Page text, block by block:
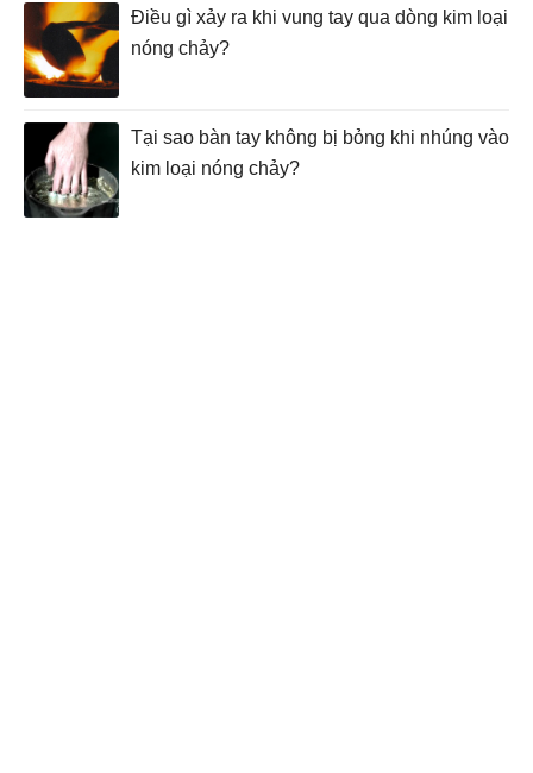
Điều gì xảy ra khi vung tay qua dòng kim loại
nóng chảy?
Tại sao bàn tay không bị bỏng khi nhúng vào
kim loại nóng chảy?